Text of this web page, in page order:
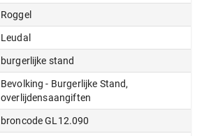
Roggel
Leudal
burgerlijke stand
Bevolking - Burgerlijke Stand,
overlijdensaangiften
broncode GL12.090